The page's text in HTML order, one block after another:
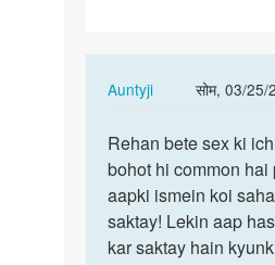
Auntyji
सोम, 03/
In
to
Sex
Karna
hai
by
Rehan
bete
sex
ki
ichha
Rehan bete sex ki
bohot hi common hai
aapki ismein koi
saktay! Lekin aap
kar saktay hain